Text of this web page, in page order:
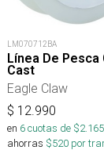
LM070712BA
Línea De Pesca
Cast
Eagle Claw
$ 12.990
en 6cuotas de $2.165
ahorras $520 por